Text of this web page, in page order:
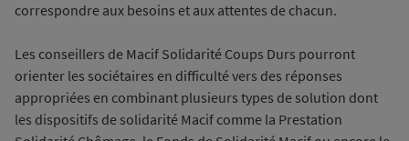
correspondre aux besoins et aux attentes de chacun.
Les conseillers de Macif Solidarité Coups Durs pourront
orienter les sociétaires en difficulté vers des réponses
appropriées en combinant plusieurs types de solution dont
les dispositifs de solidarité Macif comme la Prestation